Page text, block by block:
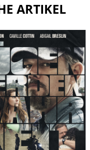
ARTIKEL